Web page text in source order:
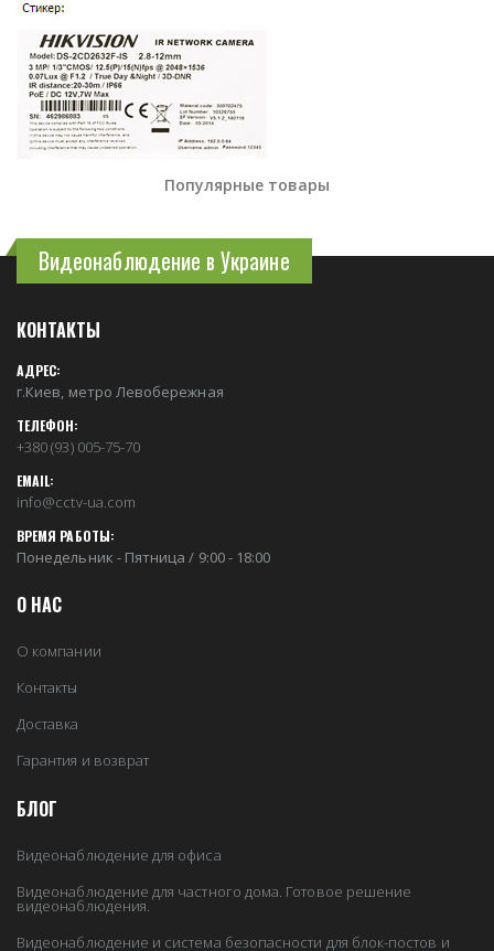
Популярные товары
Видеонаблюдение в Украине
КОНТАКТЫ
АДРЕС:
г.Киев, метро Левобережная
ТЕЛЕФОН:
+380 (93) 005-75-70
EMAIL:
info@cctv-ua.com
ВРЕМЯ РАБОТЫ:
Понедельник - Пятница / 9:00 - 18:00
О НАС
О компании
Контакты
Доставка
Гарантия и возврат
БЛОГ
Видеонаблюдение для офиса
Видеонаблюдение для частного дома. Готовое решение
видеонаблюдения.
Видеонаблюдение и система безопасности для блок-постов и